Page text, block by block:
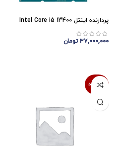
پردازنده اینتل Intel Core i5 13400
۳۷,۰۰۰,۰۰۰ تومان
ناموجود